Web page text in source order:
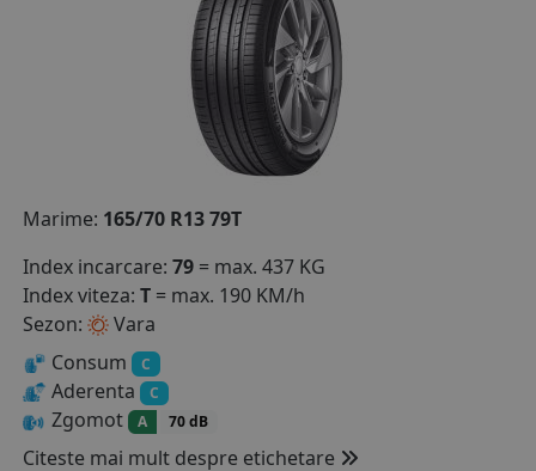
B2B - COLABORARE COMPANII
CONT
CONTACT
0 PRODUSE)
Marime: 165/70 R13 79T
Index incarcare: 79 = max. 437 KG
Index viteza: T = max. 190 KM/h
Sezon:
Vara
Consum
C
Aderenta C
Zgomot A 70 dB
Citeste mai mult despre etichetare